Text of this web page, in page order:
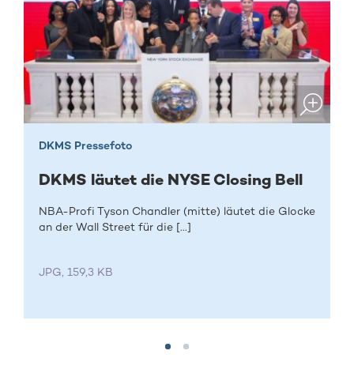
DKMS Pressefoto
DKMS läutet die NYSE Closing Bell
NBA-Profi Tyson Chandler (mitte) läutet die Glocke
an der Wall Street für die [...]
JPG, 159,3 KB